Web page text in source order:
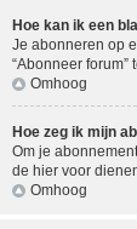
Hoe kan ik een
Je abonneren op
“Abonneer
Omhoog
Hoe zeg ik mijn
Om je
de hier voor
Omhoog